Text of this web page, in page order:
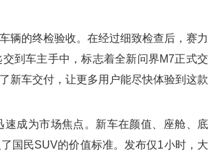
的终检验收。在经过细致检查后，赛力
到车主手中，标志着全新问界M7正式交
新车交付，让更多用户能尽快体验到这款
成为市场焦点。新车在颜值、座舱、底
国民SUV的价值标准。发布仅1小时，大